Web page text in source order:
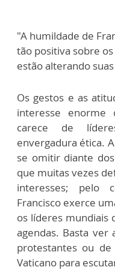
"A humildade de
tão positiva sobre
estão alterando
Os gestos e as
interesse enorme
carece de
envergadura ética.
se omitir diante
que muitas vezes
interesses; pelo
Francisco exerce
os líderes mundiais
agendas. Basta ver
protestantes ou
Vaticano para